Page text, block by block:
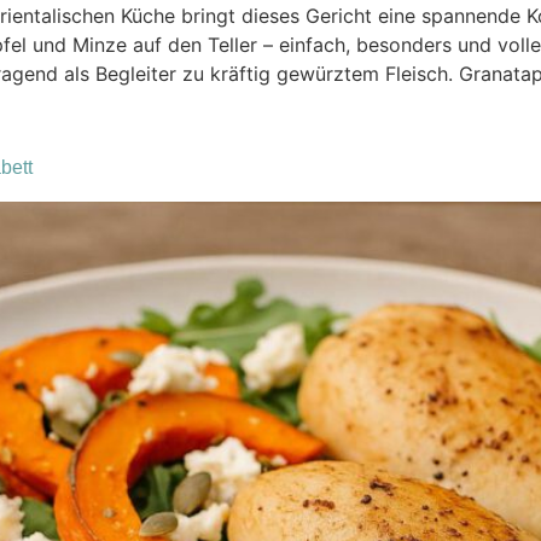
Küche bringt dieses Gericht eine spannende
und Minze auf den Teller – einfach, besonders und
als Begleiter zu kräftig gewürztem Fleisch.